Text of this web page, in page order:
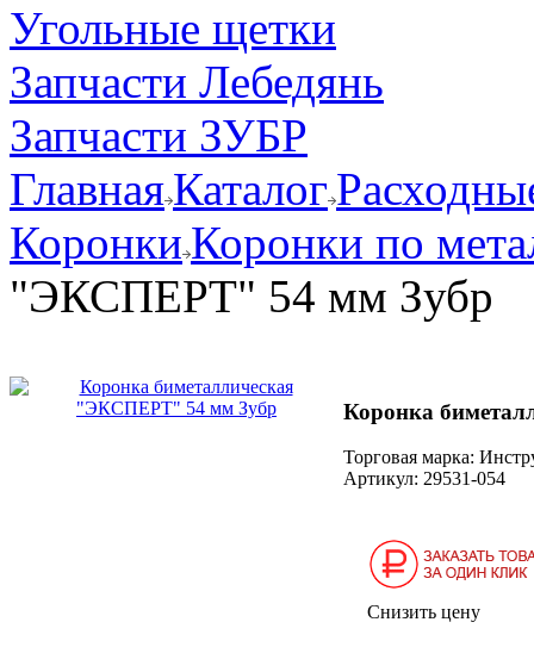
Угольные щетки
Запчасти Лебедянь
Запчасти ЗУБР
ГлавнаяКаталог
Коронки Коронки по
"ЭКСПЕРТ" 54 мм Зубр
Коронка
Торговая марка:
Артикул: 29531-054
Снизить цену